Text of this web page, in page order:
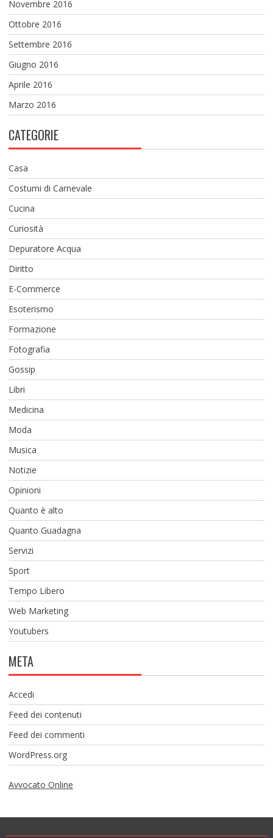
Novembre 2016
Ottobre 2016
Settembre 2016
Giugno 2016
Aprile 2016
Marzo 2016
CATEGORIE
Casa
Costumi di Carnevale
Cucina
Curiosità
Depuratore Acqua
Diritto
E-Commerce
Esoterismo
Formazione
Fotografia
Gossip
Libri
Medicina
Moda
Musica
Notizie
Opinioni
Quanto è alto
Quanto Guadagna
Servizi
Sport
Tempo Libero
Web Marketing
Youtubers
META
Accedi
Feed dei contenuti
Feed dei commenti
WordPress.org
Avvocato Online